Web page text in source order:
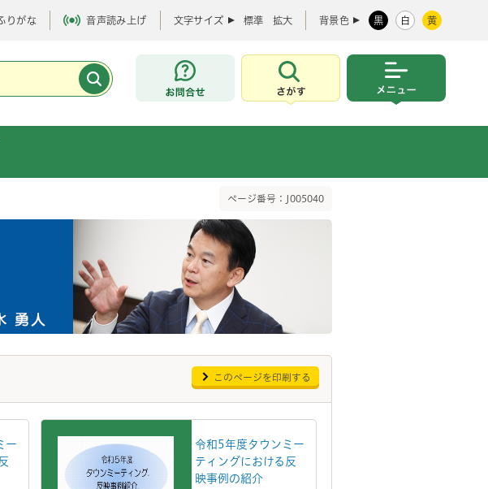
りがな 音声読み上げ 文字サイズ 標準 拡大 背景色 黒 白 黄
お問合せ
さがす
ページ番号：J005040
このページを印刷する
ー
令和5年度タウンミー
ティングにおける反
映事例の紹介